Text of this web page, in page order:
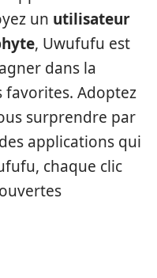
un utilisateur
, Uwufufu est
dans la
favorites. Adoptez
surprendre par
applications qui
chaque clic